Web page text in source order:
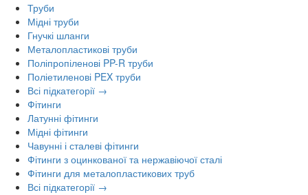
Труби
Мідні труби
Гнучкі шланги
Металопластикові труби
Поліпропіленові PP-R труби
Поліетиленові PEX труби
Всі підкатегорії →
Фітинги
Латунні фітинги
Мідні фітинги
Чавунні і сталеві фітинги
Фітинги з оцинкованої та нержавіючої сталі
Фітинги для металопластикових труб
Всі підкатегорії →